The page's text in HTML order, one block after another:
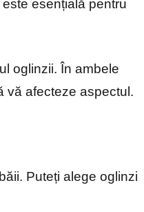
esențială pentru
oglinzii. În ambele
vă afecteze aspectul.
Puteți alege oglinzi